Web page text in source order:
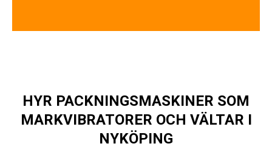
HYR PACKNINGSMASKINER SOM
MARKVIBRATORER OCH VÄLTAR I
NYKÖPING